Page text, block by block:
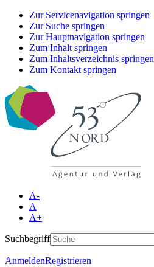
Zur Servicenavigation springen
Zur Suche springen
Zur Hauptnavigation springen
Zum Inhalt springen
Zum Inhaltsverzeichnis springen
Zum Kontakt springen
A-
A
A+
Suchbegriff
AnmeldenRegistrieren